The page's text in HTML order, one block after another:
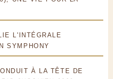
L'INTÉGRALE
SYMPHONY
À LA TÊTE DE